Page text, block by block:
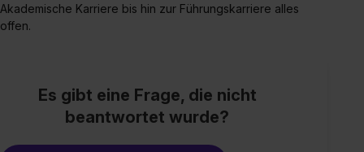
Akademische Karriere bis hin zur Führungskarriere alles
offen.
Es gibt eine Frage, die nicht
beantwortet wurde?